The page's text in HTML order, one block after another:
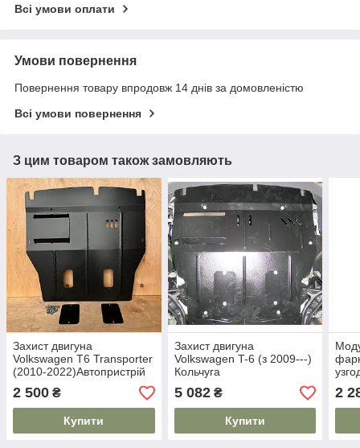
Всі умови оплати
Умови повернення
Повернення товару впродовж 14 днів за домовленістю
Всі умови повернення
З цим товаром також замовляють
Захист двигуна
Volkswagen T6 Transporter
(2010-2022)Автопристрій
2 500 ₴
Купити
Захист двигуна
Volkswagen T-6 (з 2009---)
Кольчуга
5 082₴
Купити
2